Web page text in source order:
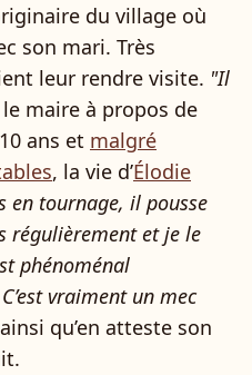
du village où
son mari. Très
leur rendre visite. "Il
maire à propos de
ans et malgré
, la vie d’Élodie
en tournage, il pousse
régulièrement et je le
phénoménal
vraiment un mec
qu’en atteste son